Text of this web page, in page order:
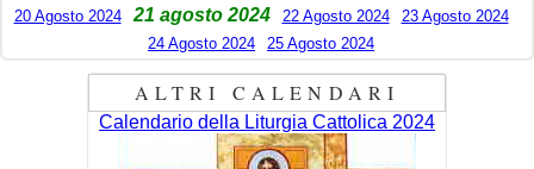
20 Agosto 2024
21 agosto 2024 22 Agosto 2024
23 Agosto 2024
24 Agosto 2024
25 Agosto 2024
ALTRI CALENDARI
Calendario della Liturgia Cattolica 2024